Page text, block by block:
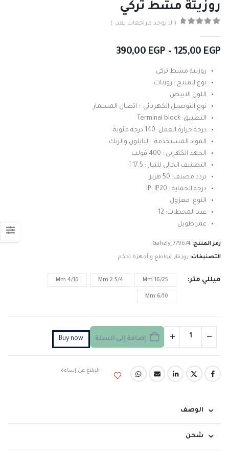
روزيتة مشط تركي
( لا توجد مراجعات بعد. )
125,00 EGP
–
390,00 EGP
نطاق
روزيتة مشط تركي
نوع المنتج : روزتات
اللون الابيض
نوع التوصيل الكهربائي : اتصال المسمار
التطبيق: Terminal block
درجة حرارة العمل: 140 درجة مئوية
المواد المستخدمة : النايلون والزنك
الجهد الكهربى : 400 فولت
التصنيف الحالي للتيار : 17.5 أ
تردد مصنف: 50 هرتز
درجة الحماية : IP: IP20
النوع: معزول
عدد المحطات: 12
عمر طويل
رمز المنتج: Gahzly_779674
التصنيفات: روزيتة, قواطع و أجهزة تحكم
ميللي متر 16/25 Mm
2.5/4 Mm
4/16 Mm
6/10 Mm
إضافة إلى السلة Buy now
الإبلاغ عن إساءة
الوصف
شحن